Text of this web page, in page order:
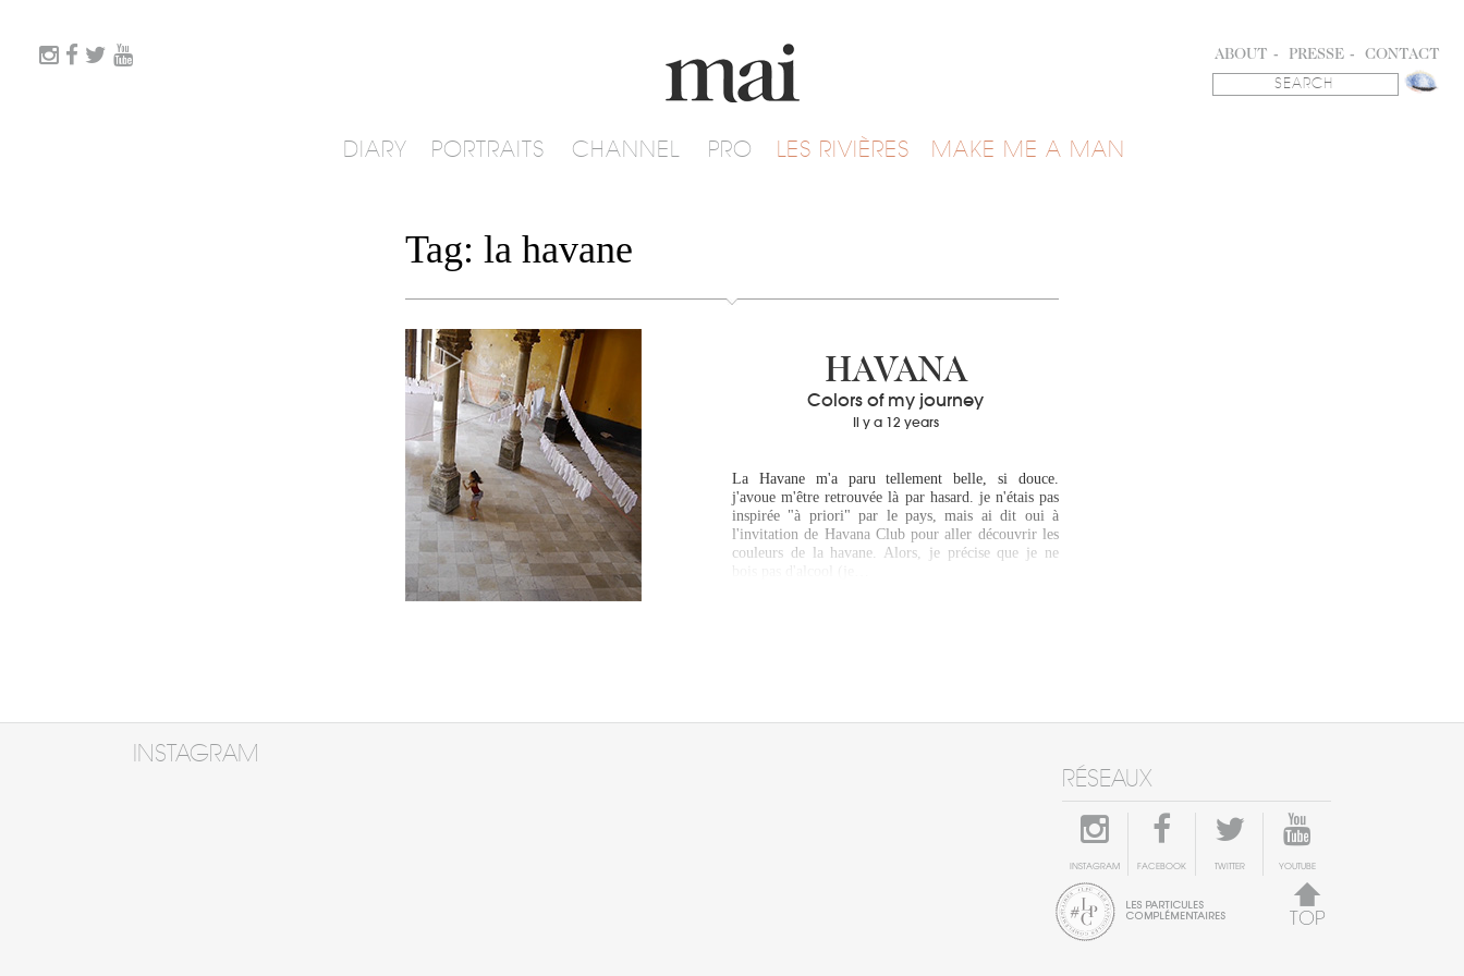
DIARY PORTRAITS CHANNEL PRO LES RIVIÈRES MAKE ME A MAN
ABOUT PRESSE CONTACT
Tag: la havane
HAVANA
Colors of my journey
Il y a 12 years
La Havane m'a paru tellement belle, si douce.
j'avoue m'être retrouvée là par hasard. je n'étais pas
inspirée "à priori" par le pays, mais ai dit oui à
l'invitation de Havana Club pour aller découvrir les
couleurs de la havane. Alors, je précise que je ne
INSTAGRAM
RÉSEAUX
INSTAGRAM FACEBOOK TWITTER YOUTUBE